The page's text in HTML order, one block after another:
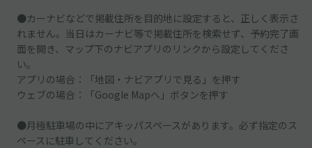
●カーナビなどで掲載住所を目的地に設定すると、正しく表示さ
れません。当日はカーナビ等で掲載住所を検索せず、予約完了画
面を開き、マップ下のナビアプリのリンクから設定してくださ
い。
アプリの場合：「地図・ナビアプリで見る」を押す
ウェブの場合：「Google Mapへ」ボタンを押す
●月極駐車場の中にアキッパスペースがあります。必ず指定のス
ペースに駐車してください。